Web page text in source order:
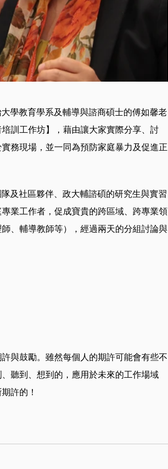
學教育學系及輔導與諮商碩士的傅如馨老
訓工作坊】，藉由讓大家實際分享、討
務現場，並一同為預防家庭暴力及促進正
及社區夥伴、政大輔諮碩的研究生與實習
業工作者，促成寶貴的跨區域、跨專業領
、輔導教師等），經過兩天的分組討論與
與鼓勵。雖然每個人的期許可能會有些不
聽到、想到的，應用於未來的工作場域
許的！